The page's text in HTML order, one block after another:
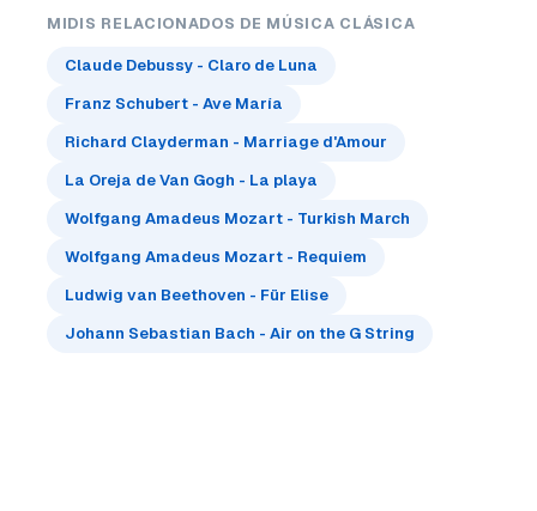
MIDIS RELACIONADOS DE MÚSICA CLÁSICA
Claude Debussy - Claro de Luna
Franz Schubert - Ave María
Richard Clayderman - Marriage d'Amour
La Oreja de Van Gogh - La playa
Wolfgang Amadeus Mozart - Turkish March
Wolfgang Amadeus Mozart - Requiem
Ludwig van Beethoven - Für Elise
Johann Sebastian Bach - Air on the G String